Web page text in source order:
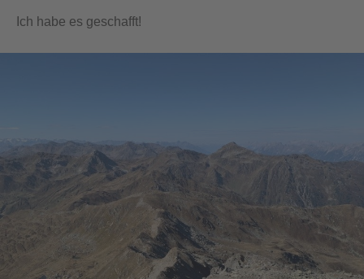
Ich habe es geschafft!